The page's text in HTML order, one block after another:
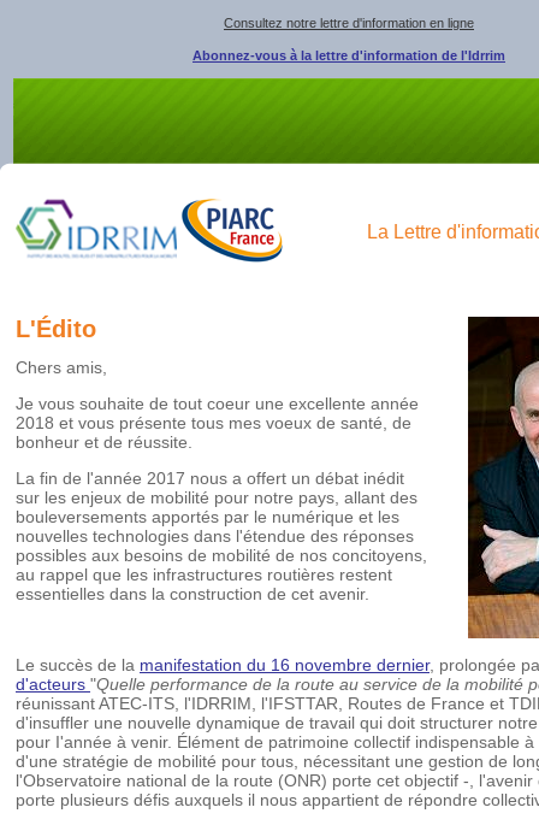
Consultez notre lettre d'information en ligne
Abonnez-vous à la lettre d'information de l'Idrrim
La Lettre
L'Édito
Chers amis,
Je vous souhaite de tout coeur une excellente année
2018 et vous présente tous mes voeux de santé, de
bonheur et de réussite.
La fin de l'année 2017 nous a offert un débat inédit
sur les enjeux de mobilité pour notre pays, allant des
bouleversements apportés par le numérique et les
nouvelles technologies dans l'étendue des réponses
possibles aux besoins de mobilité de nos concitoyens,
au rappel que les infrastructures routières restent
essentielles dans la construction de cet avenir.
Le succès de la manifestation du 16 novembre dernier, prolongée
d'acteurs "Quelle performance de la route au service de la mobilité
réunissant ATEC-ITS, l'IDRRIM, l'IFSTTAR, Routes de France et
d'insuffler une nouvelle dynamique de travail qui doit structurer
pour I'année à venir. Élément de patrimoine collectif indispensable
d'une stratégie de mobilité pour tous, nécessitant une gestion de
l'Observatoire national de la route (ONR) porte cet objectif -,
porte plusieurs défis auxquels il nous appartient de répondre